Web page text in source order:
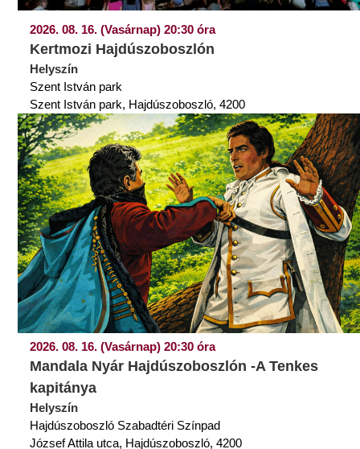
2026. 08. 16. (Vasárnap) 20:30 óra
Kertmozi Hajdúszoboszlón
Helyszín
Szent István park
Szent István park, Hajdúszoboszló, 4200
2026. 08. 16. (Vasárnap) 20:30 óra
Mandala Nyár Hajdúszoboszlón -A Tenkes
kapitánya
Helyszín
Hajdúszoboszló Szabadtéri Színpad
József Attila utca, Hajdúszoboszló, 4200